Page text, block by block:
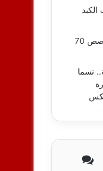
جامعة النيل تهنئ أوائل الثانوية العامة وتخصص 70
نسما